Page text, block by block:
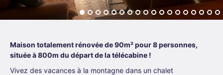
Maison totalement rénovée de 90m² pour 8 personnes,
située à 800m du départ de la télécabine !
Vivez des vacances à la montagne dans un chalet